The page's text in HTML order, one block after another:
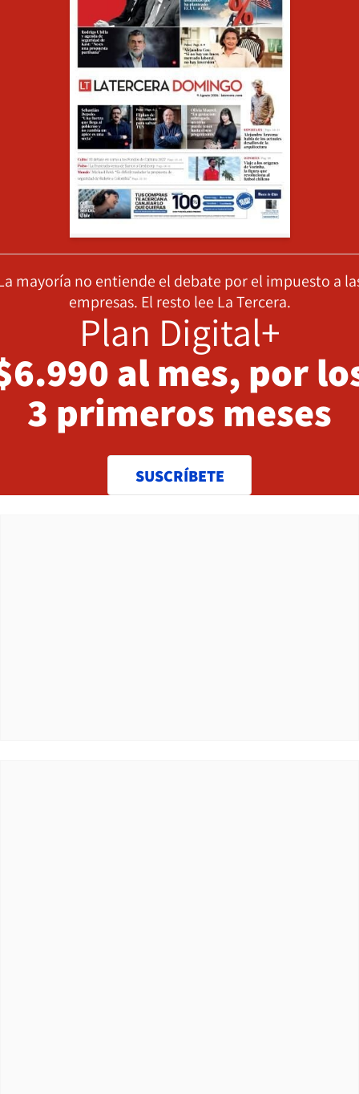
mayoría no entiende el debate por el impuesto a
empresas. El resto lee La Tercera.
Plan Digital+
al mes, por
3 primeros meses
SUSCRÍBETE